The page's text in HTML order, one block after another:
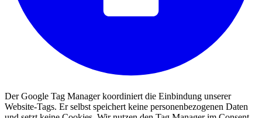
Der Google Tag Manager koordiniert die Einbindung unserer
Website-Tags. Er selbst speichert keine personenbezogenen Daten